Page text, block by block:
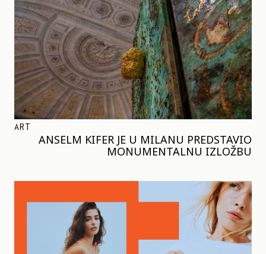
ART
ANSELM KIFER JE U MILANU PREDSTAVIO
MONUMENTALNU IZLOŽBU